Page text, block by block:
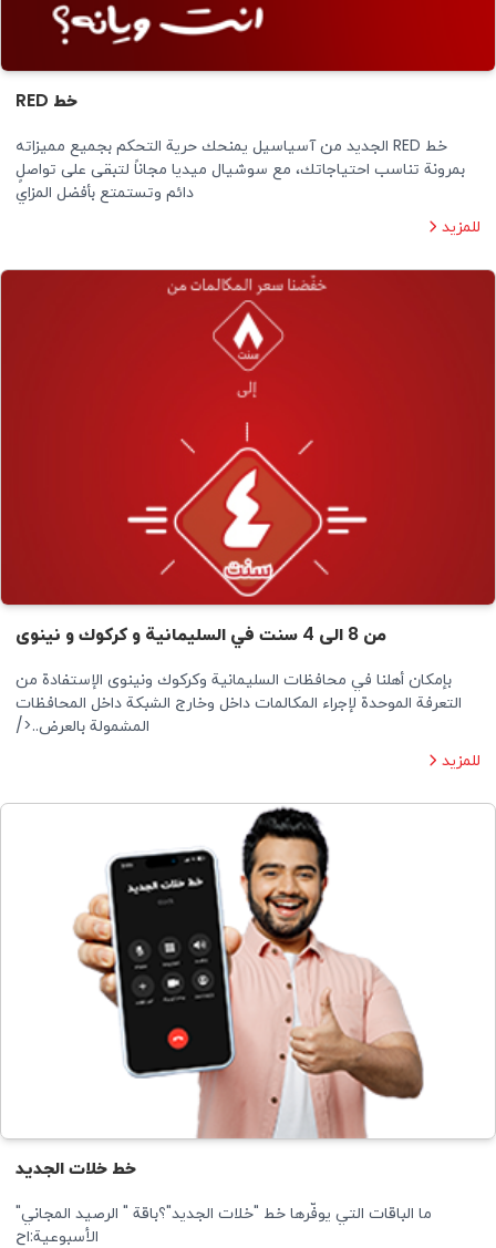
خط RED
خط RED الجديد من آسياسيل يمنحك حرية التحكم بجميع مميزاته
بمرونة تناسب احتياجاتك، مع سوشيال ميديا مجاناً لتبقى على تواصلٍ
دائم وتستمتع بأفضل المزاي
للمزيد
من 8 الى 4 سنت في السليمانية و كركوك و نينوى
بإمكان أهلنا في محافظات السليمانية وكركوك ونينوى الإستفادة من
التعرفة الموحدة لإجراء المكالمات داخل وخارج الشبكة داخل المحافظات
المشمولة بالعرض..</
للمزيد
خط خلات الجديد
ما الباقات التي يوفّرها خط "خلات الجديد"؟باقة " الرصيد المجاني"
الأسبوعية:اح